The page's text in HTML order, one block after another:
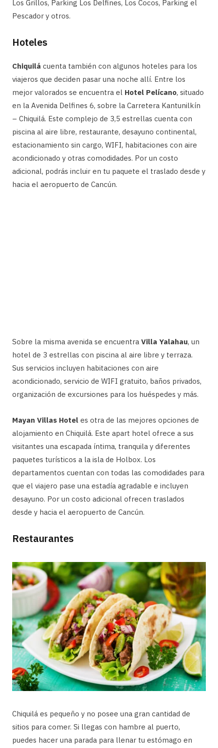
Los Grillos, Parking Los Delfines, Los Cocos, Parking el
Pescador y otros.
Hoteles
Chiquilá cuenta también con algunos hoteles para los
viajeros que deciden pasar una noche allí. Entre los
mejor valorados se encuentra el Hotel Pelícano, situado
en la Avenida Delfines 6, sobre la Carretera Kantunilkín
– Chiquilá. Este complejo de 3,5 estrellas cuenta con
piscina al aire libre, restaurante, desayuno continental,
estacionamiento sin cargo, WIFI, habitaciones con aire
acondicionado y otras comodidades. Por un costo
adicional, podrás incluir en tu paquete el traslado desde y
hacia el aeropuerto de Cancún.
Sobre la misma avenida se encuentra Villa Yalahau, un
hotel de 3 estrellas con piscina al aire libre y terraza.
Sus servicios incluyen habitaciones con aire
acondicionado, servicio de WIFI gratuito, baños privados,
organización de excursiones para los huéspedes y más.
Mayan Villas Hotel es otra de las mejores opciones de
alojamiento en Chiquilá. Este apart hotel ofrece a sus
visitantes una escapada íntima, tranquila y diferentes
paquetes turísticos a la isla de Holbox. Los
departamentos cuentan con todas las comodidades para
que el viajero pase una estadía agradable e incluyen
desayuno. Por un costo adicional ofrecen traslados
desde y hacia el aeropuerto de Cancún.
Restaurantes
Chiquilá es pequeño y no posee una gran cantidad de
sitios para comer. Si llegas con hambre al puerto,
puedes hacer una parada para llenar tu estómago en